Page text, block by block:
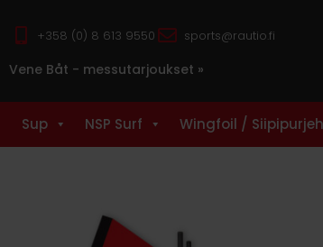
+358 (0) 8 613 9550 sports@rautio.fi
Vene Båt - messutarjoukset »
Sup NSP Surf Wingfoil /